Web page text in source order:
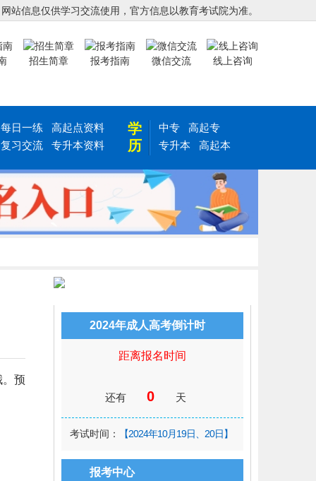
站信息仅供学习交流使用，官方信息以教育考试院为准。
招生简章 报考指南 微信交流 线上咨询
每日一练
高起点资料
复习交流
专升本资料
学
历
中专
高起专
专升本
高起本
预
2024年成人高考倒计时
距离报名时间
还有 0 天
考试时间： 【2024年10月19日、20日】
报考中心